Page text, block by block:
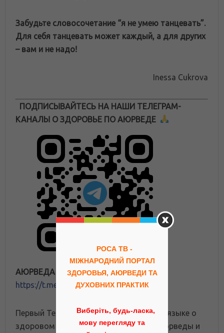
Забудьте словосочетание “я не умею танцевать”.
Для себя танцевать может каждый, а для других
– вам и не надо!
Inessa Cukrova
ПОДПИСЫВАЙТЕСЬ НА НАШИ ТЕЛЕГРАМ-
КАНАЛЫ О ЗДОРОВЬЕ ПО АЮРВЕДЕ
АЮРВЕДА UA
https://t.me/ayurvedaua
Первый Телеграм канал на украинском языке о
здоровом образе жизни с помощью Аюрведы и
РОСА ТВ -
МІЖНАРОДНИЙ ПОРТАЛ
ЗДОРОВЬЯ, АЮРВЕДИ ТА
ДУХОВНИХ ПРАКТИК
Виберіть, будь-ласка,
мову перегляду та